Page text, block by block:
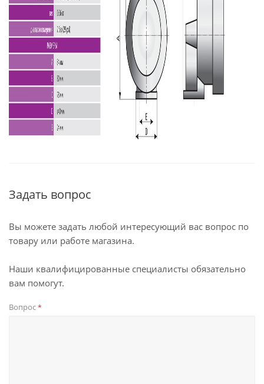
Задать вопрос
Вы можете задать любой интересующий вас вопрос по
товару или работе магазина.
Наши квалифицированные специалисты обязательно
вам помогут.
Вопрос*